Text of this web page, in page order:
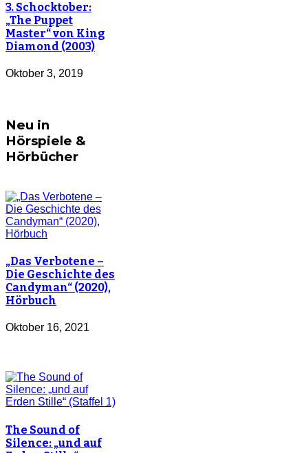
3. Schocktober:
„The Puppet
Master“ von King
Diamond (2003)
Oktober 3, 2019
Neu in
Hörspiele &
Hörbücher
„Das Verbotene –
Die Geschichte des
Candyman“ (2020),
Hörbuch
Oktober 16, 2021
The Sound of
Silence: „und auf